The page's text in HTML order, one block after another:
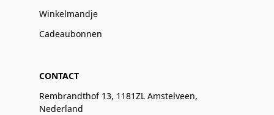
Winkelmandje
Cadeaubonnen
CONTACT
Rembrandthof 13, 1181ZL Amstelveen,
Nederland